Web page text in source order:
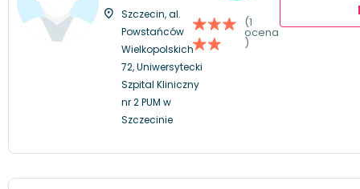
Szczecin, al.
Powstańców
Wielkopolskich
72, Uniwersytecki
Szpital Kliniczny
nr 2 PUM w
Szczecinie
(1
ocena
)